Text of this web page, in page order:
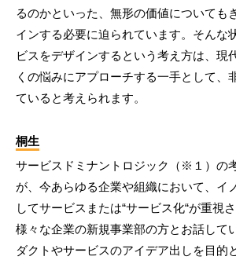
るのかといった、無形の価値についても
インする必要に迫られています。そんな
ビスをデザインするという考え方は、現
くの悩みにアプローチする一手として、
ていると考えられます。
桐生
サービスドミナントロジック（※１）の
が、今あらゆる企業や組織において、イ
してサービスまたは“サービス化“が重視
様々な企業の新規事業部の方とお話して
ダクトやサービスのアイデア出しを目的